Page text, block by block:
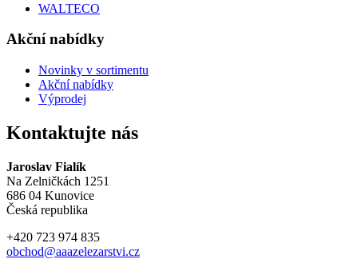
WALTECO
Akční nabídky
Novinky v sortimentu
Akční nabídky
Výprodej
Kontaktujte nás
Jaroslav Fialík
Na Zelničkách 1251
686 04 Kunovice
Česká republika
+420 723 974 835
obchod@aaazelezarstvi.cz